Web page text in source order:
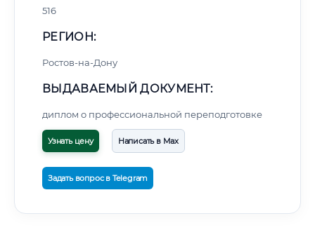
516
РЕГИОН:
Ростов-на-Дону
ВЫДАВАЕМЫЙ ДОКУМЕНТ:
диплом о профессиональной переподготовке
Узнать цену Написать в Max
Задать вопрос в Telegram